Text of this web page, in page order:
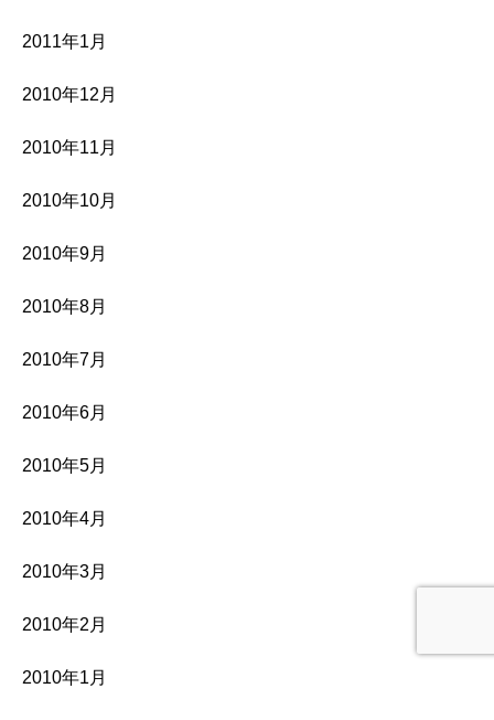
2011年1月
2010年12月
2010年11月
2010年10月
2010年9月
2010年8月
2010年7月
2010年6月
2010年5月
2010年4月
2010年3月
2010年2月
2010年1月